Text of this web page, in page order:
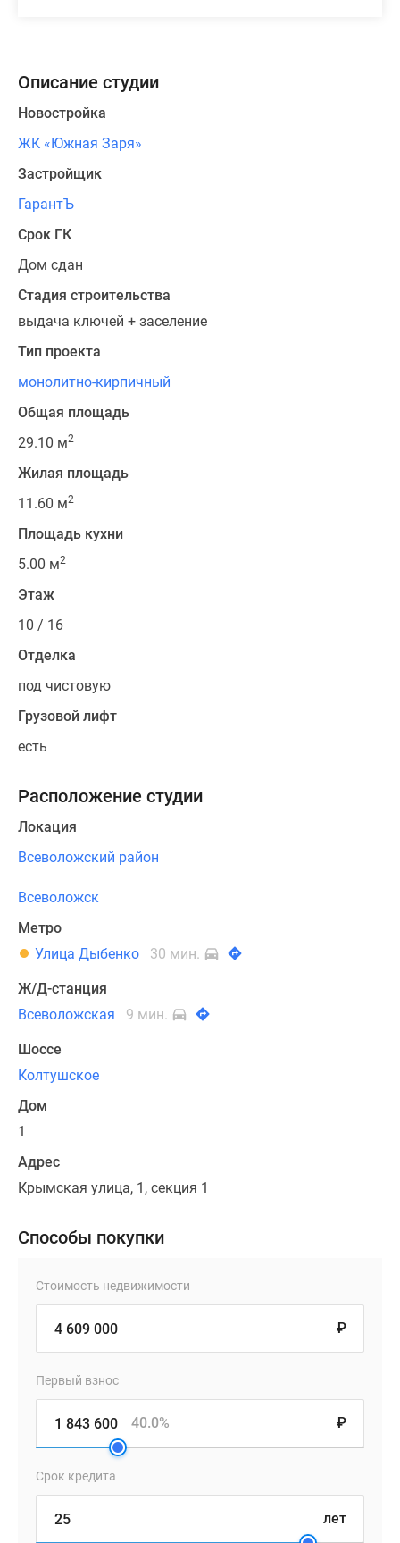
Описание студии
Новостройка
ЖК «Южная Заря»
Застройщик
ГарантЪ
Срок ГК
Дом сдан
Стадия строительства
выдача ключей + заселение
Тип проекта
монолитно-кирпичный
Общая площадь
29.10 м2
Жилая площадь
11.60 м2
Площадь кухни
5.00 м2
Этаж
10 / 16
Отделка
под чистовую
Грузовой лифт
есть
Расположение студии
Локация
Всеволожский район
Всеволожск
Метро
Улица Дыбенко
30 мин.
Ж/Д-станция
Всеволожская
9 мин.
Шоссе
Колтушское
Дом
1
Адрес
Крымская улица, 1, секция 1
Способы покупки
Стоимость недвижимости
₽
Первый взнос
₽
40.0%
Срок кредита
лет